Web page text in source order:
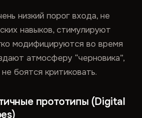
низкий порог входа, не
навыков, стимулируют
модифицируются во время
атмосферу “черновика”,
боятся критиковать.
прототипы (Digital